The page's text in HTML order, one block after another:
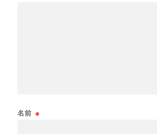
名前 ※